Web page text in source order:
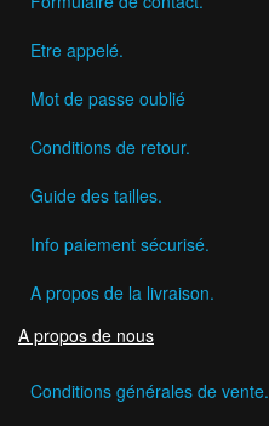
Etre appelé.
Mot de passe oublié
Conditions de retour.
Guide des tailles.
Info paiement sécurisé.
A propos de la livraison.
A propos de nous
Conditions générales de vente.